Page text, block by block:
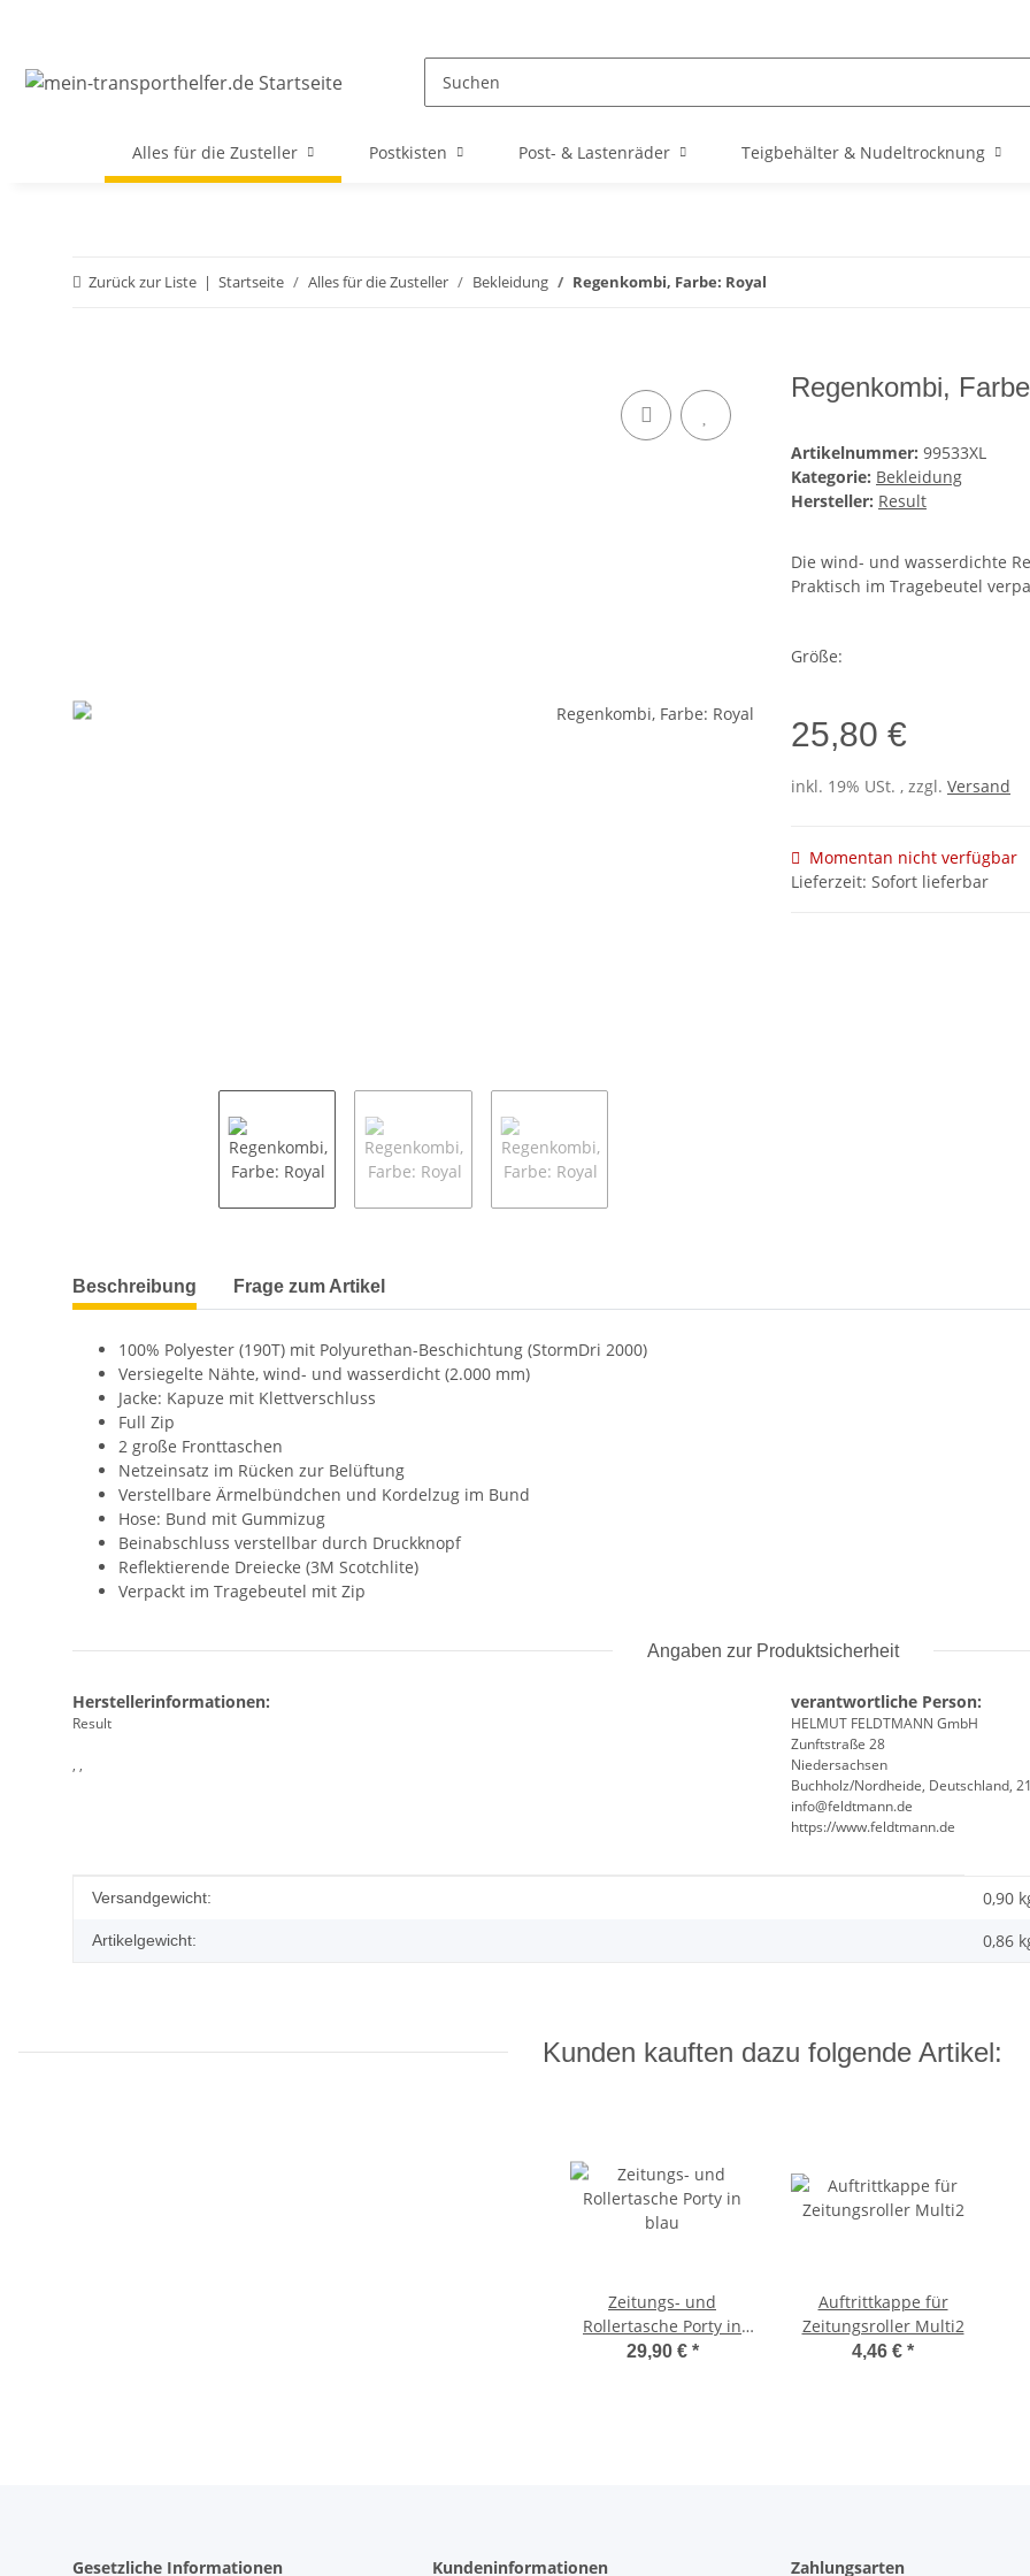
Alles für die Zusteller Postkisten Post- & Lastenräder Teigbehälter & Nudeltrocknung
Zurück zur Liste Startseite Alles für die Zusteller Bekleidung Regenkombi, Farbe: Royal
Regenkombi,
Artikelnummer: 99533XL
Kategorie: Bekleidung
Hersteller: Result
Die wind- und wasserdichte
Praktisch im Tragebeutel
Größe:
25,80 €
inkl. 19% USt. , zzgl. Versand
Momentan nicht verfügbar
Lieferzeit: Sofort lieferbar
weitere Registerkarten anzeigen
Beschreibung Frage zum Artikel
100% Polyester (190T) mit Polyurethan-Beschichtung (StormDri 2000)
Versiegelte Nähte, wind- und wasserdicht (2.000 mm)
Jacke: Kapuze mit Klettverschluss
Full Zip
2 große Fronttaschen
Netzeinsatz im Rücken zur Belüftung
Verstellbare Ärmelbündchen und Kordelzug im Bund
Hose: Bund mit Gummizug
Beinabschluss verstellbar durch Druckknopf
Reflektierende Dreiecke (3M Scotchlite)
Verpackt im Tragebeutel mit Zip
Angaben zur Produktsicherheit
Herstellerinformationen:
Result
, ,
verantwortliche Person:
HELMUT FELDTMANN GmbH
Zunftstraße 28
Niedersachsen
Buchholz/Nordheide, Deutschland,
info@feldtmann.de
https://www.feldtmann.de
Produkteigenschaft
Wert
Versandgewicht: 0,90
Artikelgewicht: 0,86
Kunden kauften dazu folgende Artikel:
Zeitungs- und
Rollertasche Porty in
blau
29,90 € *
Auftrittkappe für
Zeitungsroller Multi2
4,46 € *
Gesetzliche Informationen Kundeninformationen Zahlungsarten